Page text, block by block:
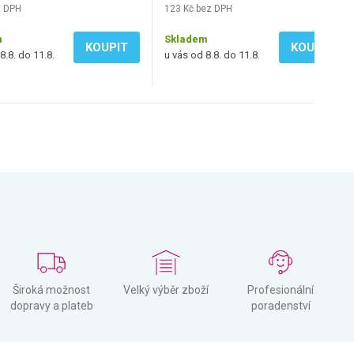
do 11.8.
KOUPIT
123 Kč bez DPH
Skladem
u vás od 8.8. do 11.8.
KOUPIT
Široká možnost
dopravy a plateb
Velký výběr zboží
Profesionální
poradenství